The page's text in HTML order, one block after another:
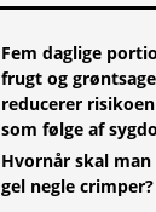
Fem daglige
frugt og
reducerer
som følge af
Hvornår skal man
gel negle crimper?